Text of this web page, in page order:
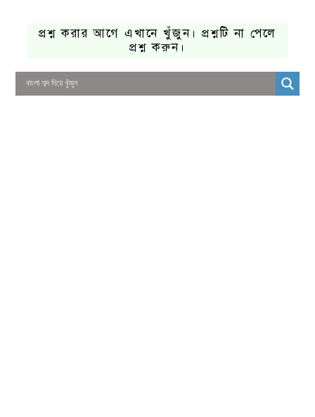
প্রশ্ন করার আগে এখানে খুঁজুন। প্রশ্নটি না পেলে
প্রশ্ন করুন।